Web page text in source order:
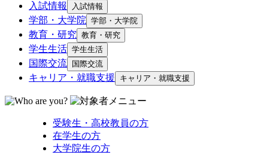
入試情報 入試情報
学部・大学院 学部・大学院
教育・研究 教育・研究
学生生活 学生生活
国際交流 国際交流
キャリア・就職支援 キャリア・就職支援
受験生・高校教員の方
在学生の方
大学院生の方